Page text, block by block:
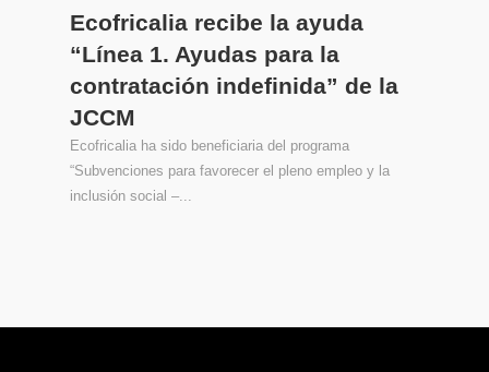
Ecofricalia recibe la ayuda
“Línea 1. Ayudas para la
contratación indefinida” de la
JCCM
Ecofricalia ha sido beneficiaria del programa
“Subvenciones para favorecer el pleno empleo y la
inclusión social –...